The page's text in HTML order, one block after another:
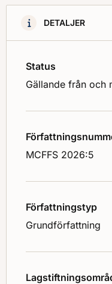
DETALJER
Status
Gällande från och
MCFFS 2026:5
Författningstyp
Grundförfattning